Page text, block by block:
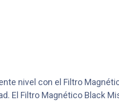
nivel con el Filtro
El Filtro Magnético Black